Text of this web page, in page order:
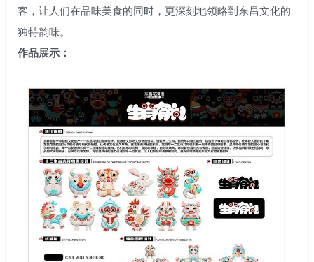
客，让人们在品味美食的同时，更深刻地领略到东昌文化的
独特韵味。
作品展示：